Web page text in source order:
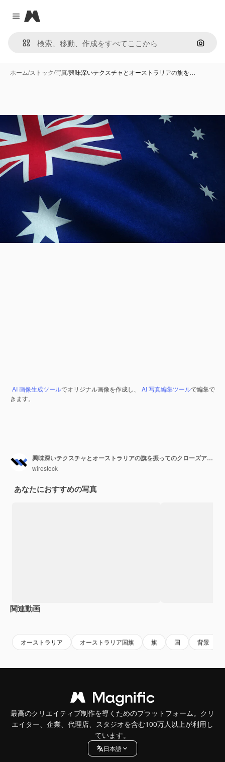
Close menu
Magnific
画像で
ホーム/ストック/写真/興味深いテクスチャとオーストラリアの旗を…
AI 画像生成ツールでオリジナル画像を作成し、 AI 写真編集ツールで編集で
きます。
興味深いテクスチャとオーストラリアの旗を振ってのクローズアップショット
wirestock
あなたにおすすめの写真
関連動画
オーストラリア オーストラリア国旗 旗 国 背景
最高のクリエイティブ制作を導くためのプラットフォーム。クリ
エイター、企業、代理店、スタジオを含む100万人以上が利用し
ています。
日本語